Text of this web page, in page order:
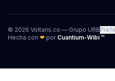
© 2026 Voltaris.co — Grupo URB
Hecha con ❤ por Cuantium-Wibi ™